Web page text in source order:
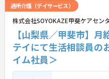
通所介護（デイサービス）
株式会社SOYOKAZE甲斐ケアセン
【山梨県／甲斐市】
テイにて生活相談員
イム社員＞